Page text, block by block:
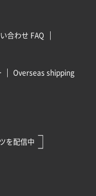
合わせ FAQ
Overseas shipping